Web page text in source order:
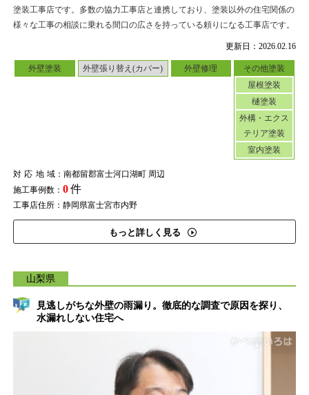
更新日：2026.02.16
外壁塗装 外壁張り替え(カバー) 外壁修理
その他塗装
屋根塗装
樋塗装
外構・エクス
テリア塗装
室内塗装
対応地域：南都留郡富士河口湖町 周辺
施工事例数： 0件
工事店住所：静岡県富士宮市内野
もっと詳しく見る
塗装工事店です。多数の協力工事店と連携しており、塗装以外の住宅関係の
様々な工事の相談に乗れる間口の広さを持っている頼りになる工事店です。
山梨県
見逃しがちな外壁の雨漏り。徹底的な調査で原因を探り、
水漏れしない住宅へ